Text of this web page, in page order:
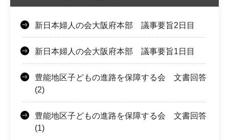
新日本婦人の会大阪府本部 議事要旨2日目
新日本婦人の会大阪府本部 議事要旨1日目
豊能地区子どもの進路を保障する会 文書回答
(2)
豊能地区子どもの進路を保障する会 文書回答
(1)